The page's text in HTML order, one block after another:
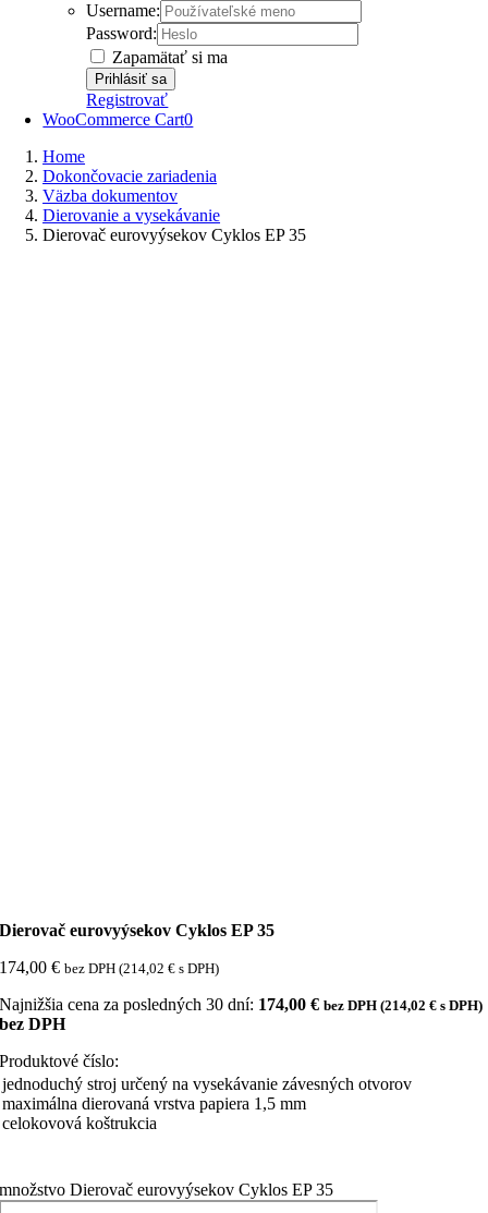
Username:
Password:
Zapamätať si ma
Registrovať
WooCommerce Cart0
Home
Dokončovacie zariadenia
Väzba dokumentov
Dierovanie a vysekávanie
Dierovač eurovyýsekov Cyklos EP 35
Dierovač eurovyýsekov Cyklos EP 35
174,00€ bez DPH (214,02€ s DPH)
Najnižšia cena za posledných 30 dní: 174,00€ bez DPH (214,02€ s DPH)
bez DPH
Produktové číslo:
jednoduchý stroj určený na vysekávanie závesných otvorov
maximálna dierovaná vrstva papiera 1,5 mm
celokovová koštrukcia
množstvo Dierovač eurovyýsekov Cyklos EP 35